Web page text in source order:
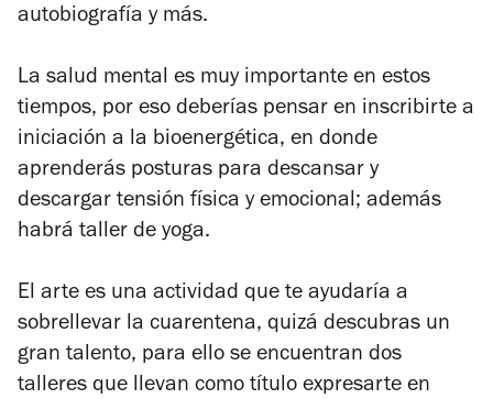
autobiografía y más.
La salud mental es muy importante en estos
tiempos, por eso deberías pensar en inscribirte a
iniciación a la bioenergética, en donde
aprenderás posturas para descansar y
descargar tensión física y emocional; además
habrá taller de yoga.
El arte es una actividad que te ayudaría a
sobrellevar la cuarentena, quizá descubras un
gran talento, para ello se encuentran dos
talleres que llevan como título expresarte en